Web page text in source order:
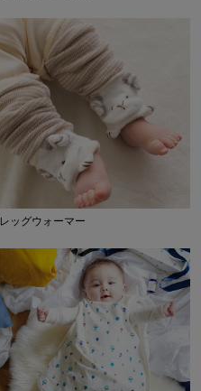
レッグウォーマー